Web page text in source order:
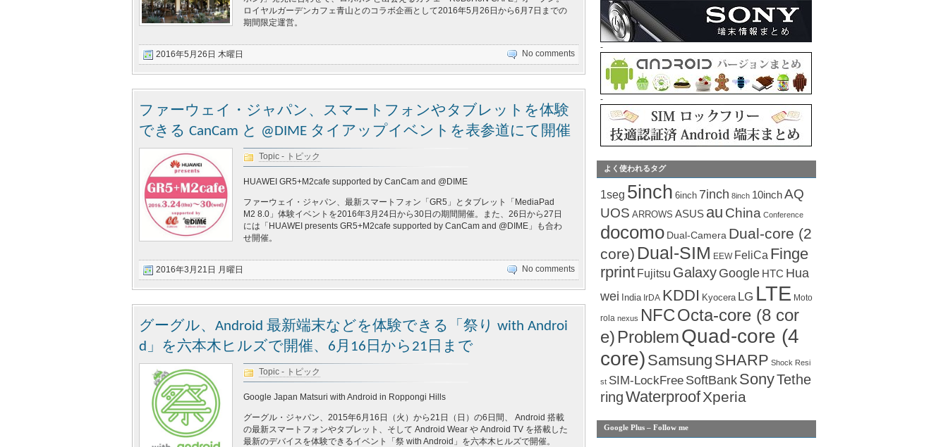
ロイヤルガーデンカフェ青山とのコラボ企画として2016年5月26日から6月7日までの
期間限定運営。
2016年5月26日 木曜日 No comments
ファーウェイ・ジャパン、スマートフォンやタブレットを体験
できる CanCam と @DIME タイアップイベントを表参道にて開催
Topic - トピック
HUAWEI GR5+M2cafe supported by CanCam and @DIME
ファーウェイ・ジャパン、最新スマートフォン「GR5」とタブレット「MediaPad
M2 8.0」体験イベントを2016年3月24日から30日の期間開催。また、26日から27日
には「HUAWEI presents GR5+M2cafe supported by CanCam and @DIME」も合わ
せ開催。
2016年3月21日 月曜日 No comments
グーグル、Android 最新端末などを体験できる「祭り with Androi
d」を六本木ヒルズで開催、6月16日から21日まで
Topic - トピック
Google Japan Matsuri with Android in Roppongi Hills
グーグル・ジャパン、2015年6月16日（火）から21日（日）の6日間、 Android 搭載
の最新スマートフォンやタブレット、そして Android Wear や Android TV を搭載した
最新のデバイスを体験できるイベント「祭 with Android」を六本木ヒルズで開催。
-
-
よく使われるタグ
1seg 5inch 6inch 7inch 8inch 10inchAQ
UOS ARROWS ASUS au China Conference
docomo Dual-Camera Dual-core (2
core) Dual-SIM EEW FeliCa Finge
rprint Fujitsu Galaxy Google HTC Hua
wei India IrDA KDDI Kyocera LG LTE Moto
rola nexus NFCOcta-core (8 cor
e) ProblemQuad-core (4
core) Samsung SHARP Shock Resi
st SIM-LockFree SoftBank SonyTethe
ringWaterproofXperia
Google Plus – Follow me